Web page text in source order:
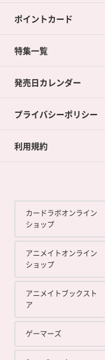
店舗買取について
ネット買取について
買取承諾書について
ポイントカード
ポイントカードTOP
ポイント交換景品
特集一覧
発売日カレンダー
プライバシーポリシー
利用規約
カードラボオンライン
ショップ
アニメイトオンライン
ショップ
アニメイトブックスト
ア
ゲーマーズ